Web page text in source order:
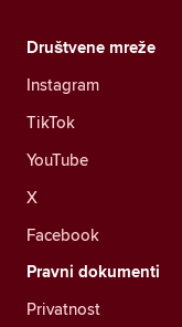
Društvene mreže
Instagram
TikTok
YouTube
X
Facebook
Pravni dokumenti
Privatnost